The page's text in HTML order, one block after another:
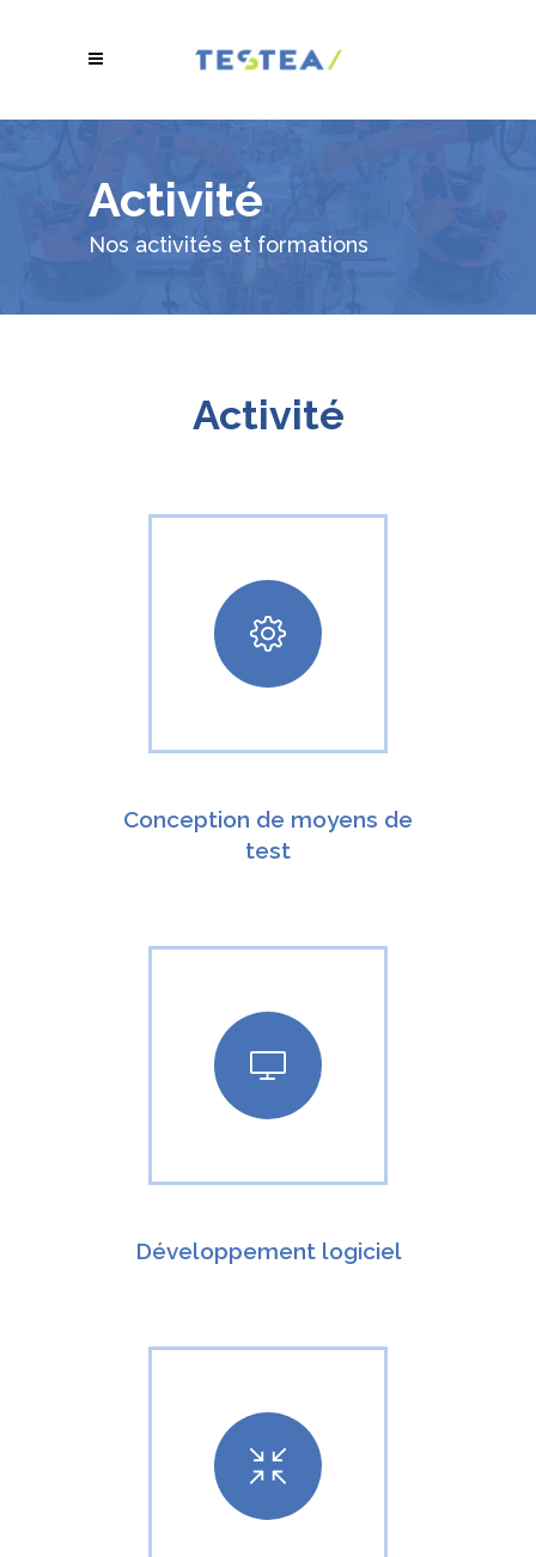
Activité
Nos activités et formations
Activité
Conception de moyens de
test
Développement logiciel